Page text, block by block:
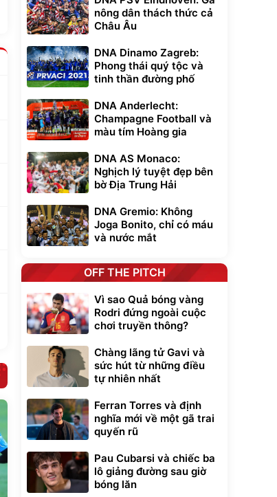
nông dân thách thức cả
Châu Âu
DNA Dinamo Zagreb:
Phong thái quý tộc và
tinh thần đường phố
DNA Anderlecht:
Champagne Football và
màu tím Hoàng gia
DNA AS Monaco:
Nghịch lý tuyệt đẹp bên
bờ Địa Trung Hải
DNA Gremio: Không
Joga Bonito, chỉ có máu
và nước mắt
OFF THE PITCH
Vì sao Quả bóng vàng
Rodri đứng ngoài cuộc
chơi truyền thông?
Chàng lãng tử Gavi và
sức hút từ những điều
tự nhiên nhất
Ferran Torres và định
nghĩa mới về một gã trai
quyến rũ
Pau Cubarsi và chiếc ba
lô giảng đường sau giờ
bóng lăn